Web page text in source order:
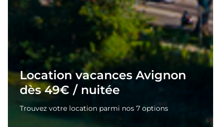
Location vacances Avignon
dès 49€ / nuitée
Trouvez votre location parmi nos 7 options